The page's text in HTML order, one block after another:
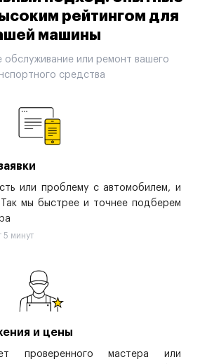
рейтингом для
машины
обслуживание или ремонт вашего
средства
или проблему с автомобилем, и
мы быстрее и точнее подберем
5 минут
и цены
проверенного мастера или